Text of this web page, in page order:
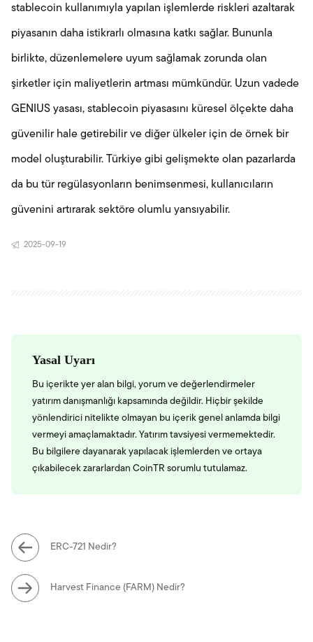
stablecoin kullanımıyla yapılan işlemlerde riskleri azaltarak
piyasanın daha istikrarlı olmasına katkı sağlar. Bununla
birlikte, düzenlemelere uyum sağlamak zorunda olan
şirketler için maliyetlerin artması mümkündür. Uzun vadede
GENIUS yasası, stablecoin piyasasını küresel ölçekte daha
güvenilir hale getirebilir ve diğer ülkeler için de örnek bir
model oluşturabilir. Türkiye gibi gelişmekte olan pazarlarda
da bu tür regülasyonların benimsenmesi, kullanıcıların
güvenini artırarak sektöre olumlu yansıyabilir.
2025-09-19
Yasal Uyarı
Bu içerikte yer alan bilgi, yorum ve değerlendirmeler
yatırım danışmanlığı kapsamında değildir. Hiçbir şekilde
yönlendirici nitelikte olmayan bu içerik genel anlamda bilgi
vermeyi amaçlamaktadır. Yatırım tavsiyesi vermemektedir.
Bu bilgilere dayanarak yapılacak işlemlerden ve ortaya
çıkabilecek zararlardan CoinTR sorumlu tutulamaz.
ERC-721 Nedir?
Harvest Finance (FARM) Nedir?